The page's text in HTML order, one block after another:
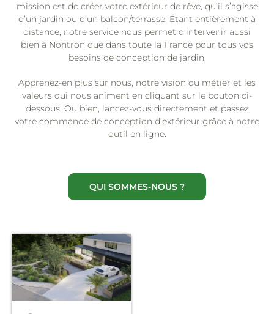
mission est de créer votre extérieur de rêve, qu’il s’agisse
d’un jardin ou d’un balcon/terrasse. Étant entièrement à
distance, notre service nous permet d’intervenir aussi
bien à Nontron que dans toute la France pour tous vos
besoins de conception de jardin.
Apprenez-en plus sur nous, notre vision du métier et les
valeurs qui nous animent en cliquant sur le bouton ci-
dessous. Ou bien, lancez-vous directement et passez
votre commande de conception d’extérieur grâce à notre
outil en ligne.
QUI SOMMES-NOUS ?